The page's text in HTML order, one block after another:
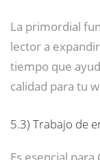
La primordial
lector a
tiempo que
calidad para tu
5.3) Trabajo de
Es esencial